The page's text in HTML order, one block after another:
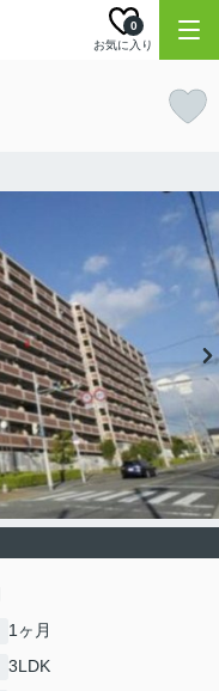
お気に入り
0
1ヶ月
3LDK